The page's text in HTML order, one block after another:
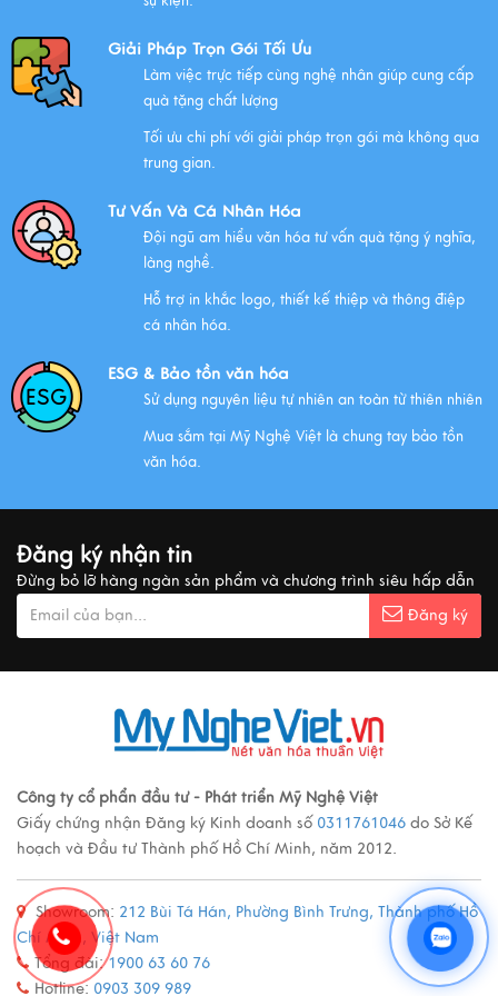
Xem thêm
Chính Sách Quyền Riêng Tư Tại Mỹ Nghệ Việt
NHỮNG ĐẶC ĐIỂM CỦA HÀNG THỦ CÔNG MỸ NGHỆ
QUÀ VĂN HÓA VIỆT TẶNG KHÁCH QUỐC TẾ
Xem thêm
Ý nghĩa cảnh vật Tranh sơn mài
Các loại tranh sơn mài nổi tiếng
Xem thêm
Quy trình sản xuất đồ đồng
Xem thêm
Giải Pháp Trọn Gói Tối Ưu
Làm việc trực tiếp cùng nghệ nhân giúp cung cấp
quà tặng chất lượng
Tối ưu chi phí với giải pháp trọn gói mà không qua
trung gian.
Tư Vấn Và Cá Nhân Hóa
Đội ngũ am hiểu văn hóa tư vấn quà tặng ý nghĩa,
làng nghề.
Hỗ trợ in khắc logo, thiết kế thiệp và thông điệp
cá nhân hóa.
ESG & Bảo tồn văn hóa
Sử dụng nguyên liệu tự nhiên an toàn từ thiên nhiên
Mua sắm tại Mỹ Nghệ Việt là chung tay bảo tồn
văn hóa.
Đăng ký nhận tin
Đừng bỏ lỡ hàng ngàn sản phẩm và chương trình siêu hấp dẫn
Đăng ký
Công ty cổ phẩn đầu tư - Phát triển Mỹ Nghệ Việt
Giấy chứng nhận Đăng ký Kinh doanh số 0311761046 do Sở Kế
hoạch và Đầu tư Thành phố Hồ Chí Minh, năm 2012.
Showroom: 212 Bùi Tá Hán, Phường Bình Trưng, Thành phố Hồ
Chí Minh, Việt Nam
Tổng đài:1900 63 60 76
Hotline: 0903 309 989